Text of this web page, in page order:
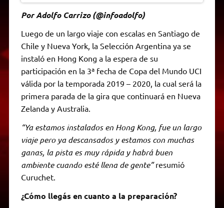
Por Adolfo Carrizo (@infoadolfo)
Luego de un largo viaje con escalas en Santiago de
Chile y Nueva York, la Selección Argentina ya se
instaló en Hong Kong a la espera de su
participación en la 3ª fecha de Copa del Mundo UCI
válida por la temporada 2019 – 2020, la cual será la
primera parada de la gira que continuará en Nueva
Zelanda y Australia.
“Ya estamos instalados en Hong Kong, fue un largo
viaje pero ya descansados y estamos con muchas
ganas, la pista es muy rápida y habrá buen
ambiente cuando esté llena de gente”resumió
Curuchet.
¿Cómo llegás en cuanto a la preparación?